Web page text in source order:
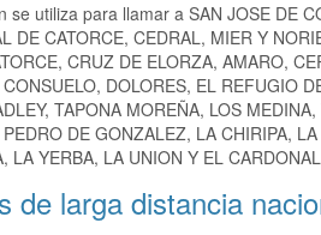
se utiliza para llamar a SAN JOSE DE
DE CATORCE, CEDRAL, MIER Y
CRUZ DE ELORZA, AMARO,
DOLORES, EL REFUGIO
TAPONA MOREÑA, LOS
DE GONZALEZ, LA CHIRIPA,
LA YERBA, LA UNION Y EL
de larga distancia